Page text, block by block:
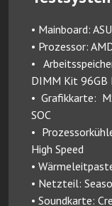
• Mainboard:
• Prozessor:
•
DIMM Kit 96GB
• Grafikkarte:
SOC
•
High Speed
•
• Netzteil:
• Soundkarte: